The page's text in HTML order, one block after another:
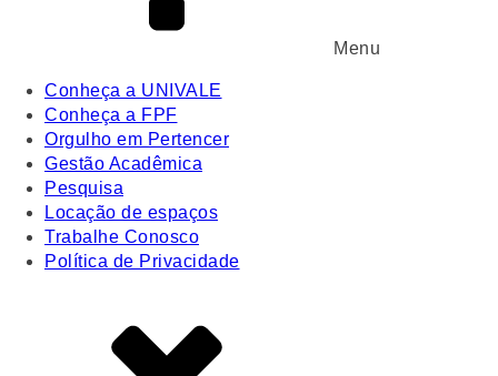
Menu
Conheça a UNIVALE
Conheça a FPF
Orgulho em Pertencer
Gestão Acadêmica
Pesquisa
Locação de espaços
Trabalhe Conosco
Política de Privacidade